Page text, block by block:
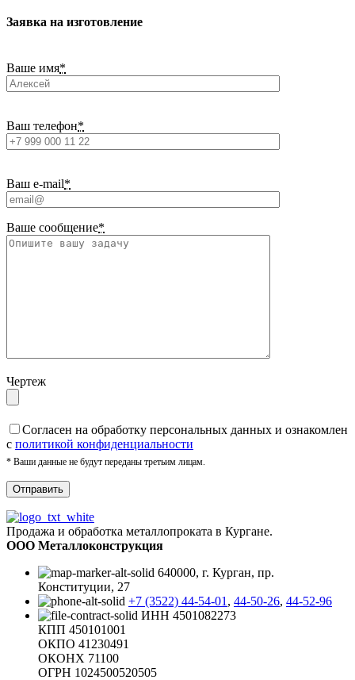
Заявка на изготовление
Ваше имя*
Ваш телефон*
Ваш e-mail*
Ваше сообщение*
Чертеж
Cогласен на обработку персональных данных и ознакомлен
с политикой конфиденциальности
* Ваши данные не будут переданы третьим лицам.
Продажа и обработка металлопроката в Кургане.
ООО Металлоконструкция
640000, г. Курган, пр.
Конституции, 27
+7 (3522) 44-54-01 , 44-50-26, 44-52-96
ИНН 4501082273
КПП 450101001
ОКПО 41230491
ОКОНХ 71100
ОГРН 1024500520505